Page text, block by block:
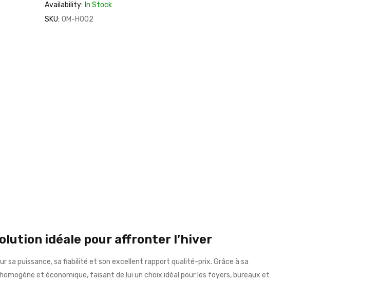
Availability: In Stock
SKU: OM-H002
solution idéale pour affronter l’hiver
sa puissance, sa fiabilité et son excellent rapport qualité-prix. Grâce à sa
et économique, faisant de lui un choix idéal pour les foyers, bureaux et